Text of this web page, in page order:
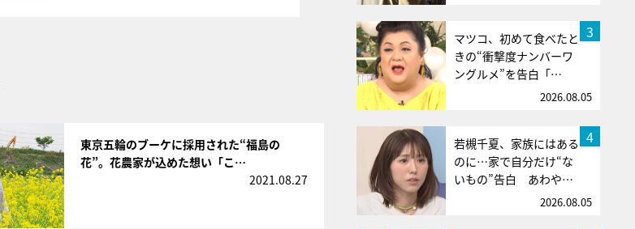
東京五輪のブーケに採用された“福島の
花”。花農家が込めた想い「こ…
2021.08.27
3
マツコ、初めて食べたと
きの“衝撃度ナンバーワ
ングルメ”を告白「…
2026.08.05
4
若槻千夏、家族にはある
のに…家で自分だけ“な
いもの”告白 あわや…
2026.08.05